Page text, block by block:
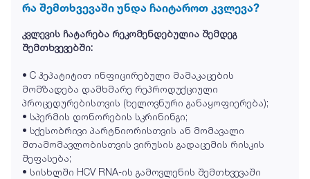
რა შემთხვევაში უნდა ჩაიტაროთ კვლევა?
კვლევის ჩატარება რეკომენდებულია შემდეგ
შემთხვევებში:
• C ჰეპატიტით ინფიცირებული მამაკაცების
მომზადება დამხმარე რეპროდუქციული
პროცედურებისთვის (ხელოვნური განაყოფიერება);
• სპერმის დონორების სკრინინგი;
• სქესობრივი პარტნიორისთვის ან მომავალი
შთამომავლობისთვის ვირუსის გადაცემის რისკის
შეფასება;
• სისხლში HCV RNA-ის გამოვლენის შემთხვევაში